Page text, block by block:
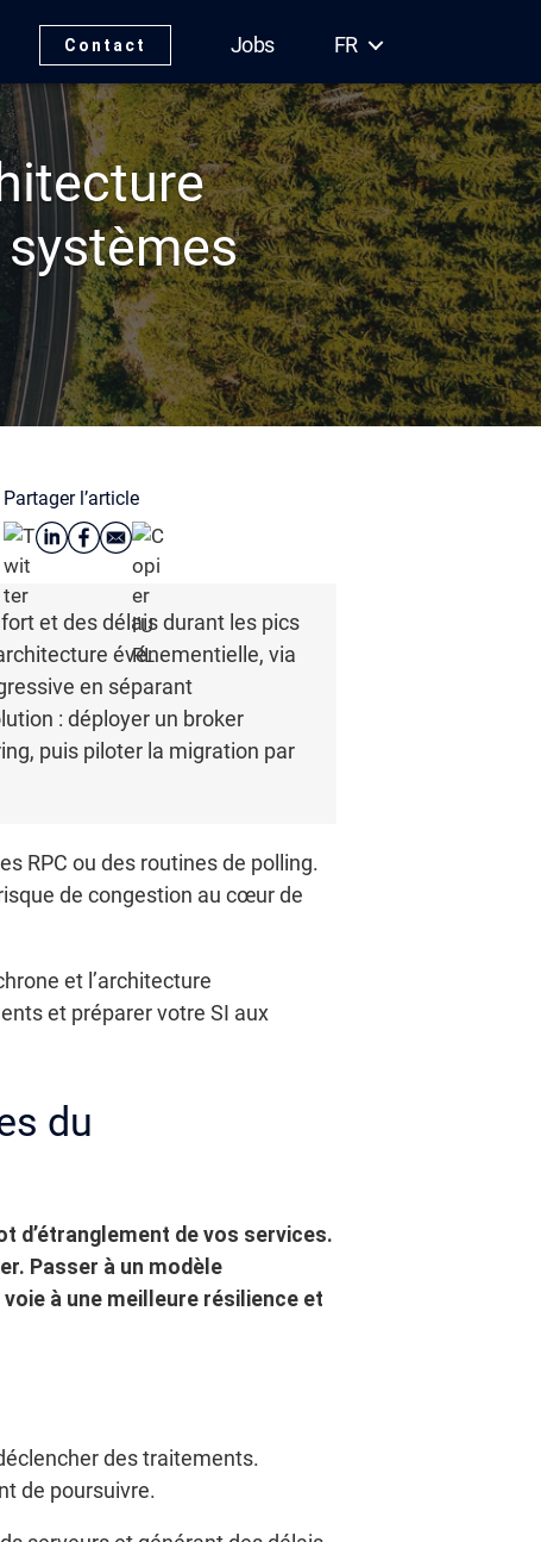
Contact Jobs FR
Partager l’article
et des délais durant les pics
événementielle, via
en séparant
: déployer un broker
puis piloter la migration par
RPC ou des routines de polling.
de congestion au cœur de
et l’architecture
et préparer votre SI aux
du
d’étranglement de vos services.
Passer à un modèle
à une meilleure résilience et
des traitements.
de poursuivre.